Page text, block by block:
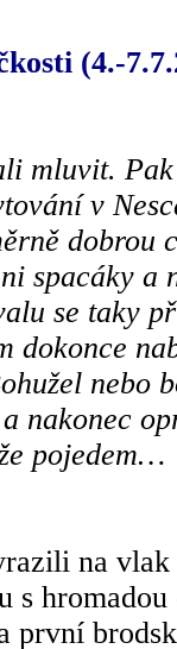
(4.-
mluvit.
v
dobrou
spacáky
se taky
dokonce
nebo
nakonec
pojedem…
na
s
první